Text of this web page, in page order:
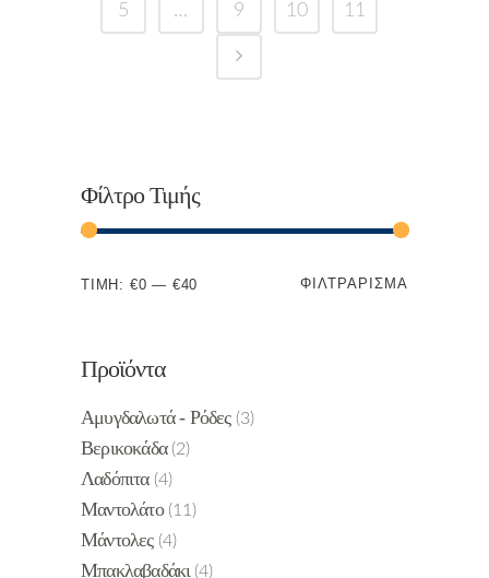
5 … 9 10 11
Φίλτρο Τιμής
ΦΙΛΤΡΆΡΙΣΜΑ
ΤΙΜΉ: €0 — €40
Προϊόντα
Αμυγδαλωτά - Ρόδες (3)
Βερικοκάδα (2)
Λαδόπιτα (4)
Μαντολάτο (11)
Μάντολες (4)
Μπακλαβαδάκι (4)